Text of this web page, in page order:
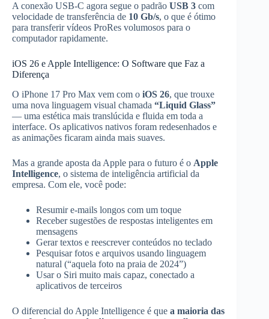
A conexão USB-C agora segue o padrão USB 3 com
velocidade de transferência de 10 Gb/s, o que é ótimo
para transferir vídeos ProRes volumosos para o
computador rapidamente.
iOS 26 e Apple Intelligence: O Software que Faz a
Diferença
O iPhone 17 Pro Max vem com o iOS 26, que trouxe
uma nova linguagem visual chamada “Liquid Glass”
— uma estética mais translúcida e fluida em toda a
interface. Os aplicativos nativos foram redesenhados e
as animações ficaram ainda mais suaves.
Mas a grande aposta da Apple para o futuro é o Apple
Intelligence, o sistema de inteligência artificial da
empresa. Com ele, você pode:
Resumir e-mails longos com um toque
Receber sugestões de respostas inteligentes em
mensagens
Gerar textos e reescrever conteúdos no teclado
Pesquisar fotos e arquivos usando linguagem
natural (“aquela foto na praia de 2024”)
Usar o Siri muito mais capaz, conectado a
aplicativos de terceiros
O diferencial do Apple Intelligence é que a maioria das